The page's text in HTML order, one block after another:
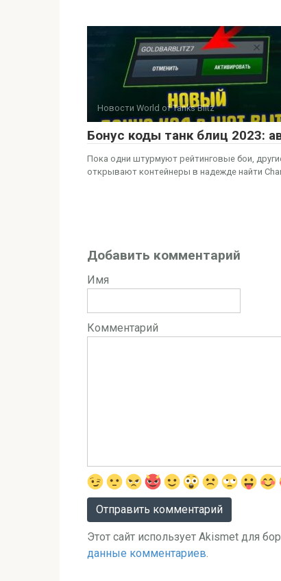
Новости World of Tanks Blitz
Бонус коды танк блиц 2023:
Пока одни штурмуют рейтинговые бои,
открывают контейнеры в надежде найти
Добавить комментарий
Имя
Комментарий
Этот сайт использует Akismet для
данные комментариев.